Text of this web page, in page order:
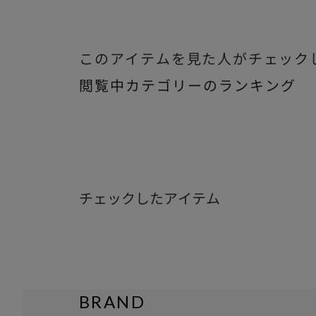
このアイテムを見た人がチェック
閲覧中カテゴリーのランキング
チェックしたアイテム
BRAND